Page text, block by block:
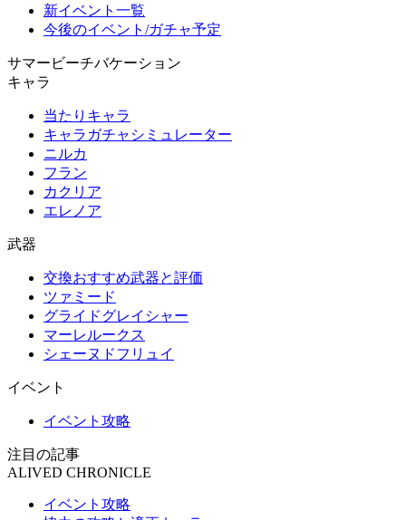
新イベント一覧
今後のイベント/ガチャ予定
サマービーチバケーション
キャラ
当たりキャラ
キャラガチャシミュレーター
ニルカ
フラン
カクリア
エレノア
武器
交換おすすめ武器と評価
ツァミード
グライドグレイシャー
マーレルークス
シェーヌドフリュイ
イベント
イベント攻略
注目の記事
ALIVED CHRONICLE
イベント攻略